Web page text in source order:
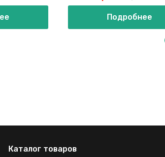
Подробнее
Каталог товаров